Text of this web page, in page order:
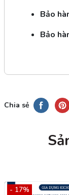
Bảo
Bảo
Chia sẻ
- 17%